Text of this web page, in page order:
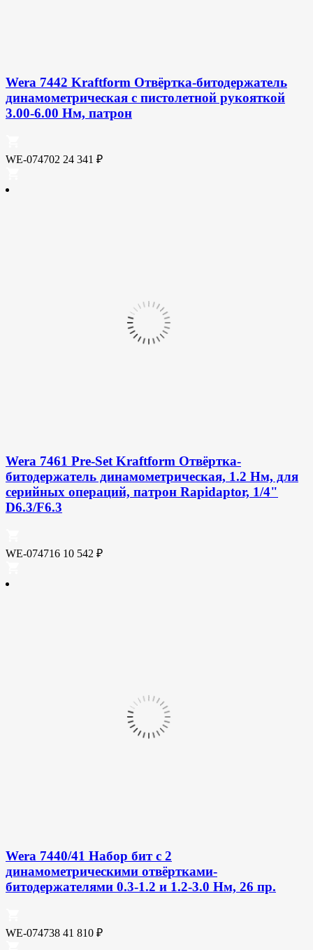
Wera 7442 Kraftform Отвёртка-битодержатель
динамометрическая с пистолетной рукояткой
3.00-6.00 Нм, патрон
WE-074702 24 341 ₽
Wera 7461 Pre-Set Kraftform Отвёртка-
битодержатель динамометрическая, 1.2 Нм, для
серийных операций, патрон Rapidaptor, 1/4"
D6.3/F6.3
WE-074716 10 542 ₽
Wera 7440/41 Набор бит с 2
динамометрическими отвёртками-
битодержателями 0.3-1.2 и 1.2-3.0 Нм, 26 пр.
WE-074738 41 810 ₽